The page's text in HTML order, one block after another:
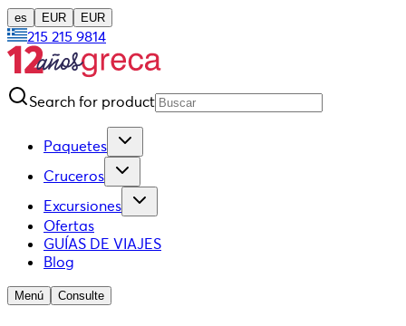
es EUR EUR
215 215 9814
Search for product
Paquetes
Cruceros
Excursiones
Ofertas
GUÍAS DE VIAJES
Blog
Menú Consulte